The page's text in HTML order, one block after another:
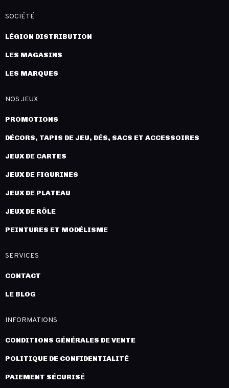
SOCIÉTÉ
LÉGION DISTRIBUTION
LES MAGASINS
LES MARQUES
NOS JEUX
PROMOTIONS
DÉCORS, TAPIS DE JEU, DÉS, SACS ET ACCESSOIRES
JEUX DE CARTES
JEUX DE FIGURINES
JEUX DE PLATEAU
JEUX DE RÔLE
PEINTURES ET MODÉLISME
SERVICES
CONTACT
LE BLOG
INFORMATIONS
CONDITIONS GÉNÉRALES DE VENTE
POLITIQUE DE CONFIDENTIALITÉ
PAIEMENT SÉCURISÉ